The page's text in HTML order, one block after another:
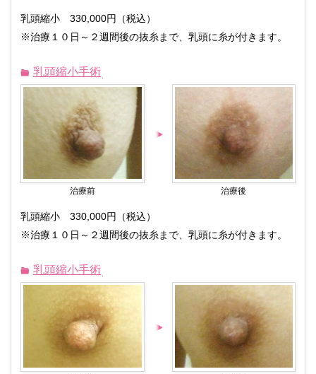
乳頭縮小 330,000円（税込）
※治療１０日～２週間後の抜糸まで、乳頭に糸が付きます。
乳頭縮小手術
治療前 治療後
乳頭縮小 330,000円（税込）
※治療１０日～２週間後の抜糸まで、乳頭に糸が付きます。
乳頭縮小手術